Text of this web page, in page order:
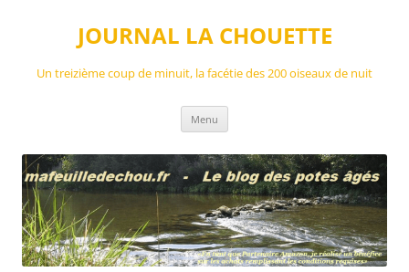
JOURNAL LA CHOUETTE
Un treizième coup de minuit, la facétie des 200 oiseaux de nuit
Menu